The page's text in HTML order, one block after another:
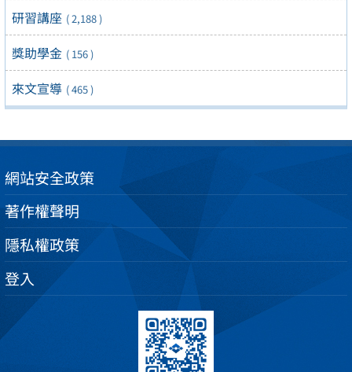
研習講座 ( 2,188 )
獎助學金 ( 156 )
來文宣導 ( 465 )
網站安全政策
著作權聲明
隱私權政策
登入